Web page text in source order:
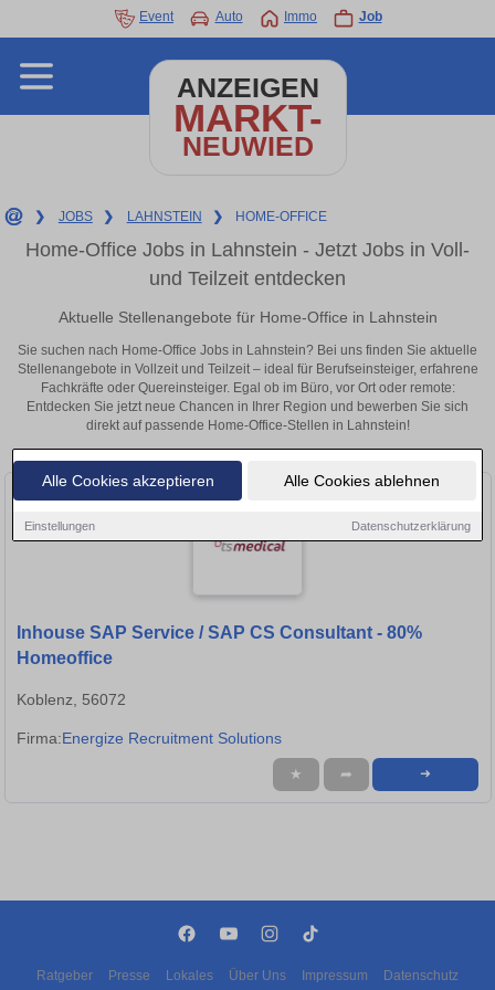
Alle Cookies akzeptieren Alle Cookies ablehnen
Einstellungen Datenschutzerklärung
Event Auto Immo Job
ANZEIGEN
MARKT-
NEUWIED
❯ JOBS ❯ LAHNSTEIN ❯ HOME-OFFICE
Home-Office Jobs in Lahnstein - Jetzt Jobs in Voll-
und Teilzeit entdecken
Aktuelle Stellenangebote für Home-Office in Lahnstein
Sie suchen nach Home-Office Jobs in Lahnstein? Bei uns finden Sie aktuelle
Stellenangebote in Vollzeit und Teilzeit – ideal für Berufseinsteiger, erfahrene
Fachkräfte oder Quereinsteiger. Egal ob im Büro, vor Ort oder remote:
Entdecken Sie jetzt neue Chancen in Ihrer Region und bewerben Sie sich
direkt auf passende Home-Office-Stellen in Lahnstein!
Inhouse SAP Service / SAP CS Consultant - 80%
Homeoffice
Koblenz, 56072
Firma:Energize Recruitment Solutions
★ ➦ ➜
Ratgeber Presse Lokales Über Uns Impressum Datenschutz